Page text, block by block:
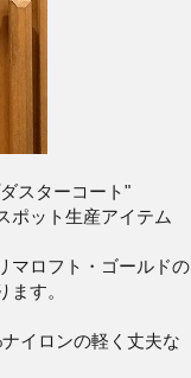
スターコート"
ポット生産アイテム
マロフト・ゴールドの
す。
イロンの軽く丈夫な